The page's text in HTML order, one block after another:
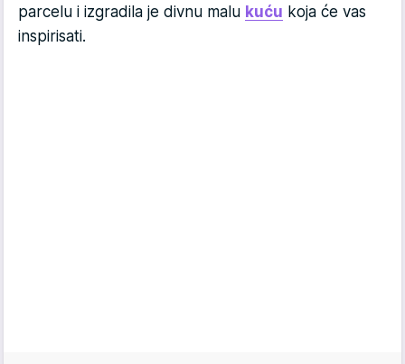
parcelu i izgradila je divnu malu kuću koja će vas
inspirisati.